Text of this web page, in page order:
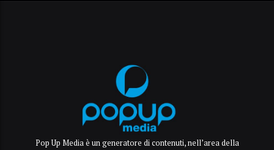
Pop Up Media è un generatore di contenuti, nell’area della